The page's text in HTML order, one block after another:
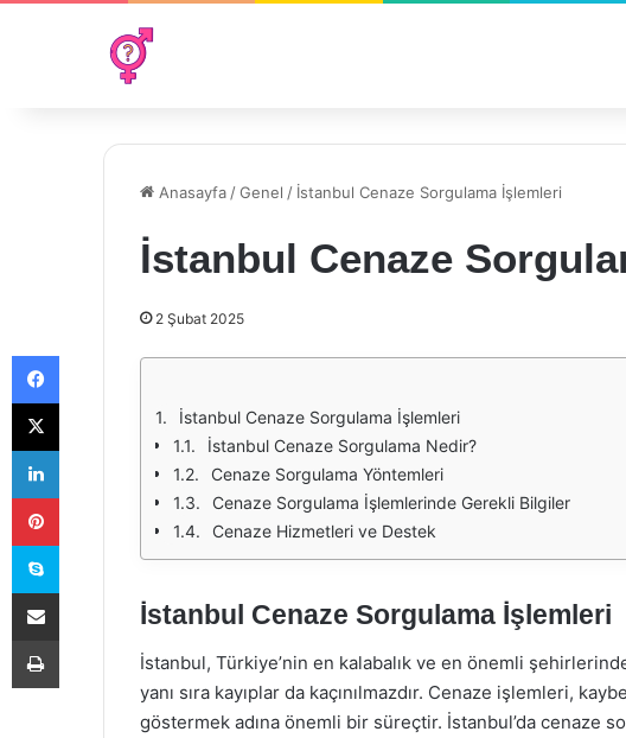
Anasayfa /Genel / İstanbul Cenaze Sorgulama İşlemleri
İstanbul Cenaze
2 Şubat 2025
İstanbul Cenaze Sorgulama İşlemleri
İstanbul Cenaze Sorgulama Nedir?
Cenaze Sorgulama Yöntemleri
Cenaze Sorgulama İşlemlerinde Gerekli Bilgiler
Cenaze Hizmetleri ve Destek
İstanbul Cenaze Sorgulama İşlemleri
İstanbul, Türkiye’nin en kalabalık ve en önemli
yanı sıra kayıplar da kaçınılmazdır. Cenaze işlemleri,
göstermek adına önemli bir süreçtir. İstanbul’da cenaze
Facebook
X
LinkedIn
Pinterest
Skype
E-Posta ile paylaş